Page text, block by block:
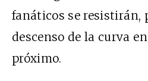
fanáticos se resistirán,
descenso de la curva
próximo.